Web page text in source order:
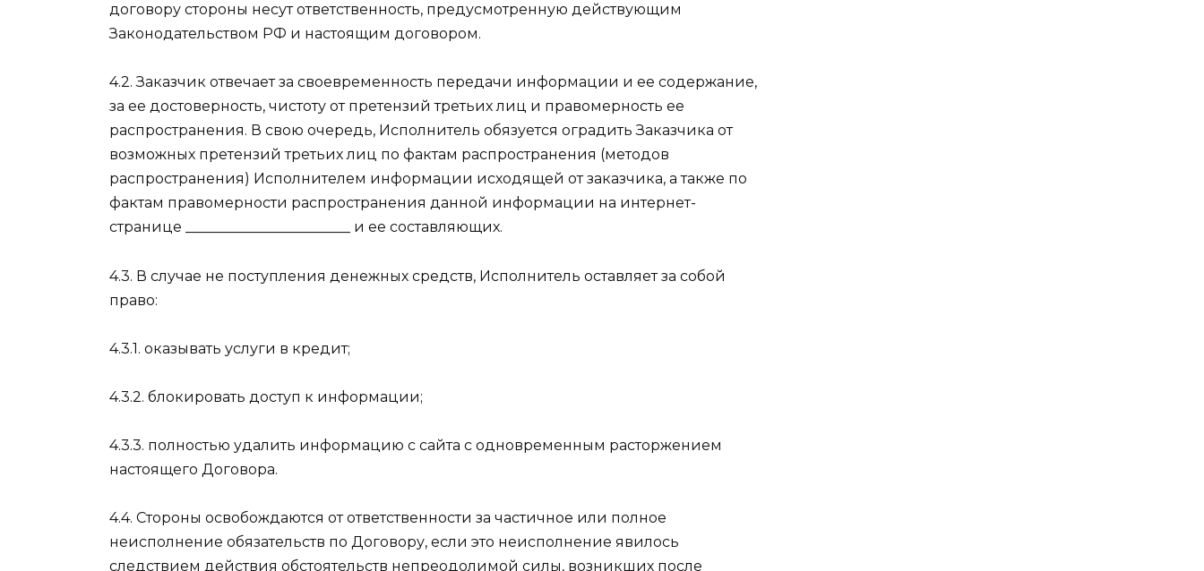
договору стороны несут ответственность, предусмотренную действующим
Законодательством РФ и настоящим договором.
4.2. Заказчик отвечает за своевременность передачи информации и ее содержание,
за ее достоверность, чистоту от претензий третьих лиц и правомерность ее
распространения. В свою очередь, Исполнитель обязуется оградить Заказчика от
возможных претензий третьих лиц по фактам распространения (методов
распространения) Исполнителем информации исходящей от заказчика, а также по
фактам правомерности распространения данной информации на интернет-
странице _______________________ и ее составляющих.
4.3. В случае не поступления денежных средств, Исполнитель оставляет за собой
право:
4.3.1. оказывать услуги в кредит;
4.3.2. блокировать доступ к информации;
4.3.3. полностью удалить информацию с сайта с одновременным расторжением
настоящего Договора.
4.4. Стороны освобождаются от ответственности за частичное или полное
неисполнение обязательств по Договору, если это неисполнение явилось
следствием действия обстоятельств непреодолимой силы, возникших после